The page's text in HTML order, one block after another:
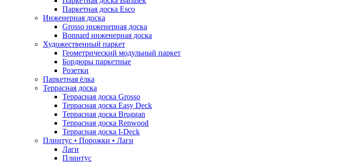
Паркетная доска Esco
Инженерная доска
Grosso инженерная доска
Bonnard инженерная доска
Художественный паркет
Геометрический модульный паркет
Бордюры паркетные
Розетки
Паркетная ёлка
Террасная доска
Террасная доска Grosso
Террасная доска Easy Deck
Террасная доска Bruggan
Террасная доска Renwood
Террасная доска I-Deck
Плинтус • Порожки • Лаги
Лаги
Плинтус